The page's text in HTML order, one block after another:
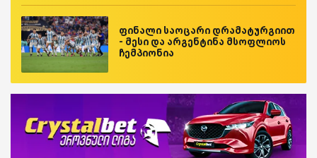
ფინალი საოცარი დრამატურგიით
- მესი და არგენტინა მსოფლიოს
ჩემპიონია